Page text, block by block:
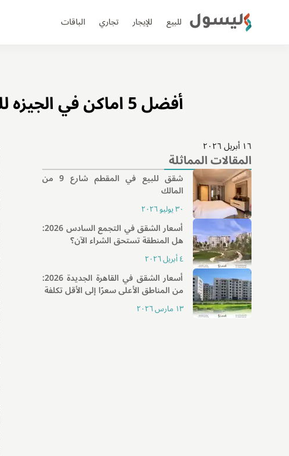
ليسول للبيع للإيجار تجاري الباقات
أفضل 5 اماكن في الجيزه للسكن والترفيه دليلك الشامل لاكتشاف المعالم السياحية
١٦ أبريل ٢٠٢٦
المقالات المماثلة
شقق للبيع في المقطم شارع 9 من
المالك
٣٠ يوليو ٢٠٢٦
أسعار الشقق في التجمع السادس 2026:
هل المنطقة تستحق الشراء الآن؟
٤ أبريل ٢٠٢٦
أسعار الشقق في القاهرة الجديدة 2026:
من المناطق الأعلى سعرًا إلى الأقل تكلفة
١٣ مارس ٢٠٢٦